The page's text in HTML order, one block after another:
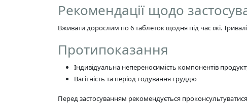
Рекомендації щодо
Вживати дорослим по 6 таблеток щодня під час їжі.
Протипоказання
Індивідуальна непереносимість компонентів
Вагітність та період годування груддю
Перед застосуванням рекомендується